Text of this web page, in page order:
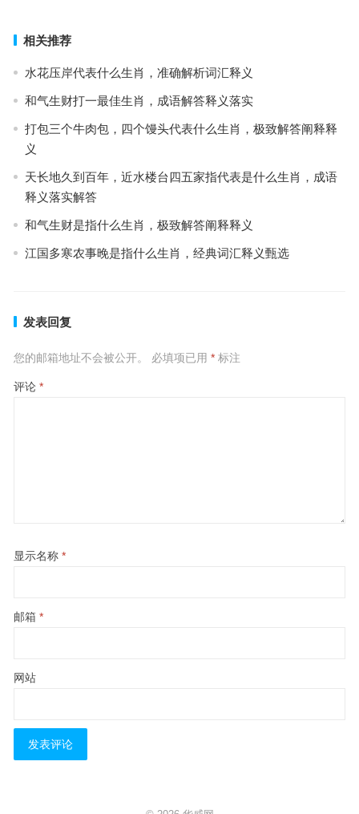
相关推荐
水花压岸代表什么生肖，准确解析词汇释义
和气生财打一最佳生肖，成语解答释义落实
打包三个牛肉包，四个馒头代表什么生肖，极致解答阐释释
义
天长地久到百年，近水楼台四五家指代表是什么生肖，成语
释义落实解答
和气生财是指什么生肖，极致解答阐释释义
江国多寒农事晚是指什么生肖，经典词汇释义甄选
发表回复
您的邮箱地址不会被公开。 必填项已用 *标注
评论 *
显示名称 *
邮箱 *
网站